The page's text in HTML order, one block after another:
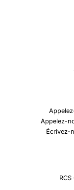
Appelez-
Écrivez-